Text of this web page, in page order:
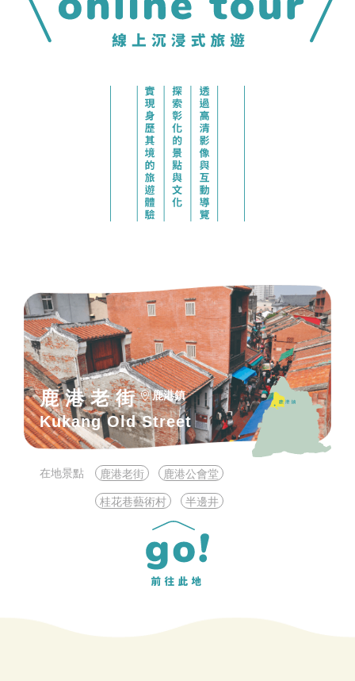
鹿港老街 鹿港鎮
Kukang Old Street
在地景點 鹿港老街 鹿港公會堂
桂花巷藝術村 半邊井